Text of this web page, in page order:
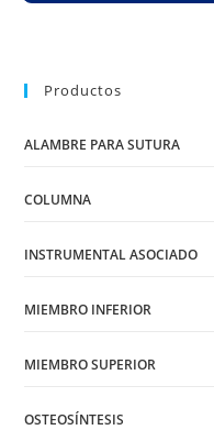
Productos
ALAMBRE PARA SUTURA
COLUMNA
INSTRUMENTAL ASOCIADO
MIEMBRO INFERIOR
MIEMBRO SUPERIOR
OSTEOSÍNTESIS